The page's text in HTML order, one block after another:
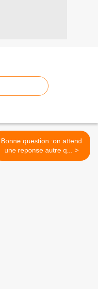
Bonne question :on attend
une reponse autre q... >